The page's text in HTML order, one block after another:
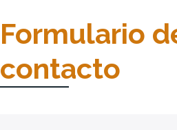
Formulario
contacto